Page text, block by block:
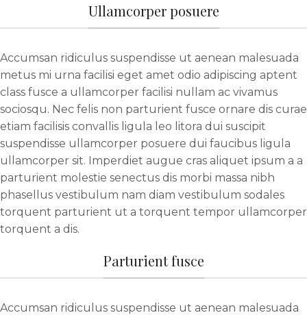
Ullamcorper posuere
Accumsan ridiculus suspendisse ut aenean malesuada
metus mi urna facilisi eget amet odio adipiscing aptent
class fusce a ullamcorper facilisi nullam ac vivamus
sociosqu. Nec felis non parturient fusce ornare dis curae
etiam facilisis convallis ligula leo litora dui suscipit
suspendisse ullamcorper posuere dui faucibus ligula
ullamcorper sit. Imperdiet augue cras aliquet ipsum a a
parturient molestie senectus dis morbi massa nibh
phasellus vestibulum nam diam vestibulum sodales
torquent parturient ut a torquent tempor ullamcorper
torquent a dis.
Parturient fusce
Accumsan ridiculus suspendisse ut aenean malesuada